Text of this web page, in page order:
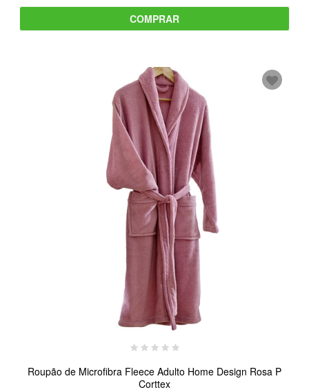
COMPRAR
Roupão de Microfibra Fleece Adulto Home Design Rosa P
Corttex